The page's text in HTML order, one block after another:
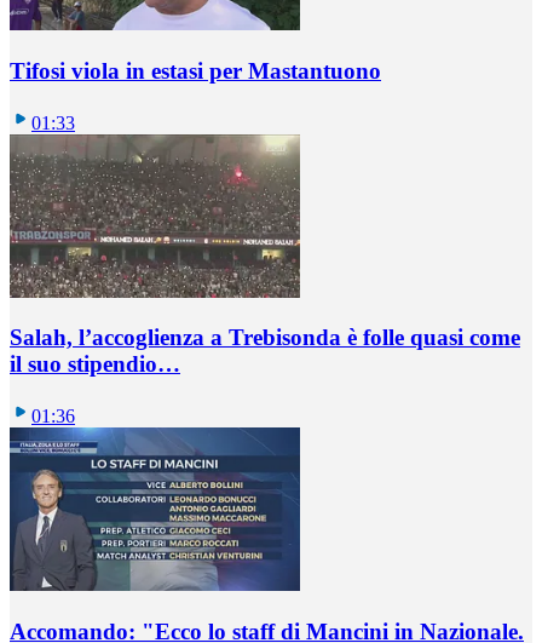
Tifosi viola in estasi per Mastantuono
01:33
Salah, l’accoglienza a Trebisonda è folle quasi come
il suo stipendio…
01:36
Accomando: "Ecco lo staff di Mancini in Nazionale.